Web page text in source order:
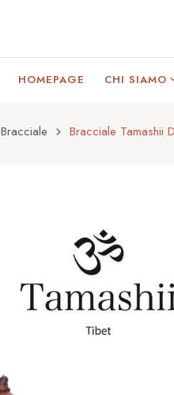
HOMEPAGE CHI SIAMO
Bracciale Bracciale Tamashii